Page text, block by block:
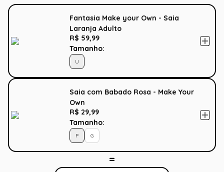
Fantasia Make your Own - Saia
Laranja Adulto
R$ 59,99
Tamanho:
U
Saia com Babado Rosa - Make Your
Own
R$ 29,99
Tamanho:
P G